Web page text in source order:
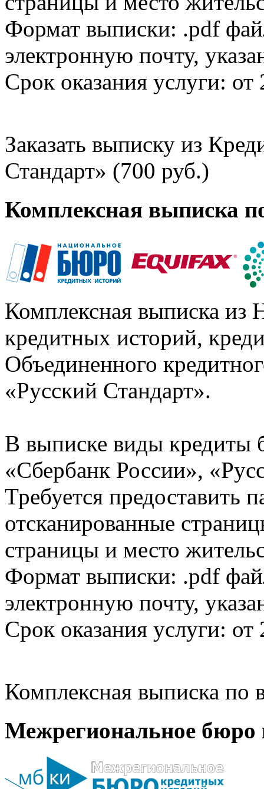
Формат выписки: .pdf
электронную почту,
Срок оказания услуги: от
Заказать выписку из
Стандарт» (700 руб.)
Комплексная выписка
Комплексная выписка из
кредитных историй,
Объединенного
«Русский Стандарт».
В выписке виды кредиты
«Сбербанк России»,
Требуется предоставить
отсканированные
страницы и место
Формат выписки: .pdf
электронную почту,
Срок оказания услуги: от
Комплексная выписка
Межрегиональное бюро